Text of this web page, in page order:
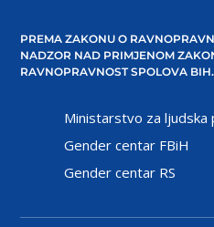
PREMA ZAKONU O
NADZOR NAD PRIMJENOM
RAVNOPRAVNOST SPOLOVA BIH.
Ministarstvo za ljudska
Gender centar FBiH
Gender centar RS